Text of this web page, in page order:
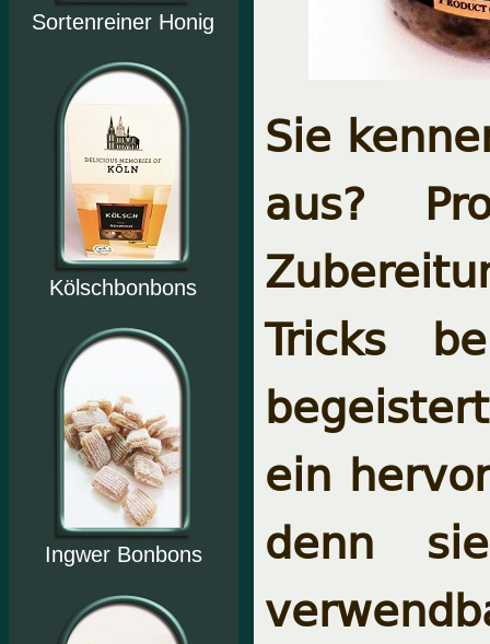
Sortenreiner Honig
Kölschbonbons
Ingwer Bonbons
Sie
aus?
Tricks
ein
denn